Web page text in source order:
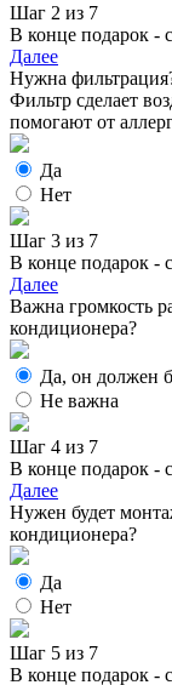
Шаг 2 из 7
В конце подарок -
Далее
Нужна
Фильтр сделает
помогают от
Да
Нет
Шаг 3 из 7
В конце подарок -
Далее
Важна громкость
кондиционера?
Да, он должен
Не важна
Шаг 4 из 7
В конце подарок -
Далее
Нужен будет
кондиционера?
Да
Нет
Шаг 5 из 7
В конце подарок -